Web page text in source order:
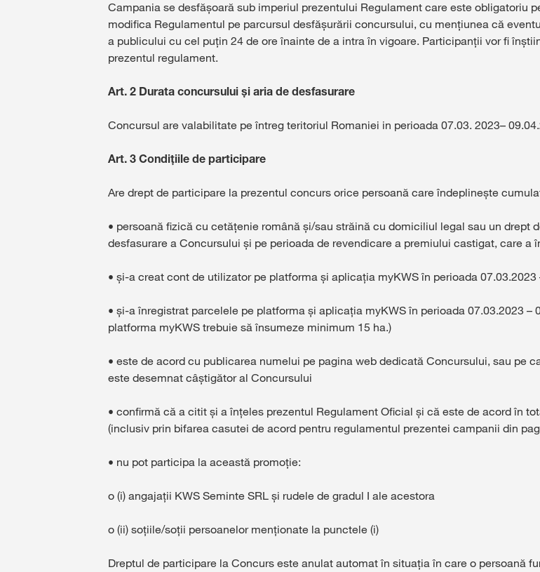
Campania se desfăşoară sub imperiul prezentului Regulament care este obligatoriu
modifica Regulamentul pe parcursul desfășurării concursului, cu mențiunea că
a publicului cu cel puțin 24 de ore înainte de a intra în vigoare. Participanții vor fi
prezentul regulament.
Art. 2 Durata concursului și aria de desfasurare
Concursul are valabilitate pe întreg teritoriul Romaniei in perioada 07.03. 2023–
Art. 3 Condițiile de participare
Are drept de participare la prezentul concurs orice persoană care îndeplinește
• persoană fizică cu cetățenie română și/sau străină cu domiciliul legal sau un drept
desfasurare a Concursului și pe perioada de revendicare a premiului castigat, care
• și-a creat cont de utilizator pe platforma și aplicația myKWS în perioada 07.03.2023
• și-a înregistrat parcelele pe platforma și aplicația myKWS în perioada 07.03.2023
platforma myKWS trebuie să însumeze minimum 15 ha.)
• este de acord cu publicarea numelui pe pagina web dedicată Concursului, sau pe
este desemnat câștigător al Concursului
• confirmă că a citit și a înțeles prezentul Regulament Oficial și că este de acord în
(inclusiv prin bifarea casutei de acord pentru regulamentul prezentei campanii din
• nu pot participa la această promoție:
o (i) angajații KWS Seminte SRL și rudele de gradul I ale acestora
o (ii) soțiile/soții persoanelor menționate la punctele (i)
Dreptul de participare la Concurs este anulat automat în situația în care o persoană